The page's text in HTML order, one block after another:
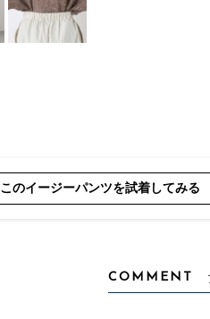
このイージーパンツを試着してみる
COMMENT